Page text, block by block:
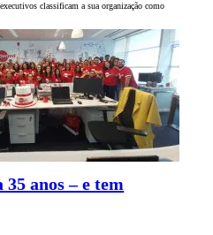
classificam a sua organização como
anos – e tem